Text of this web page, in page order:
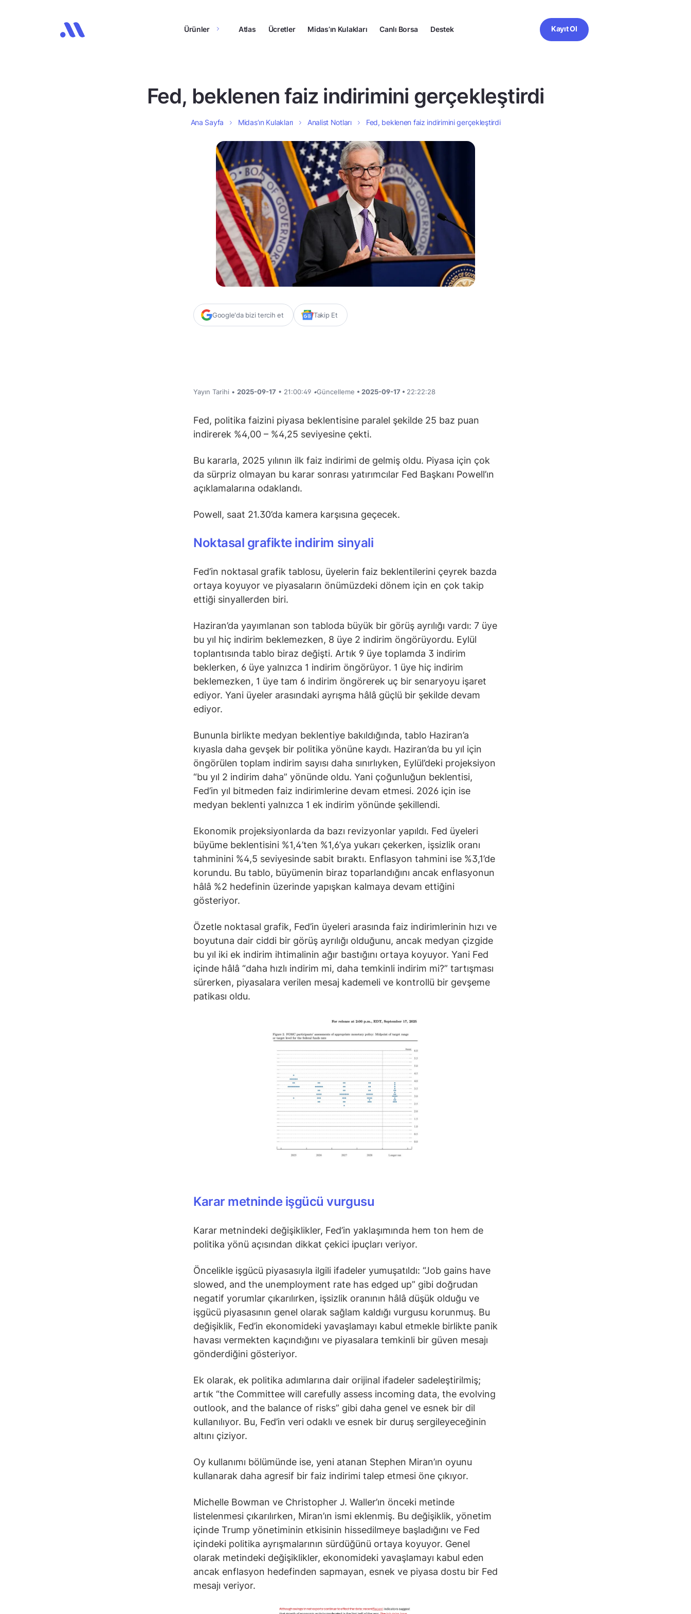
Ürünler Atlas Ücretler Midas’ın Kulakları Canlı Borsa Destek Kayıt Ol
Fed, beklenen faiz indirimini gerçekleştirdi
Ana Sayfa Midas’ın Kulakları Analist Notları Fed, beklenen faiz indirimini gerçekleştirdi
Google'da bizi tercih et Takip Et
Yayın Tarihi • 2025-09-17 • 21:00:49 •Güncelleme • 2025-09-17 • 22:22:28
Fed, politika faizini piyasa beklentisine paralel şekilde 25 baz puan
indirerek %4,00 – %4,25 seviyesine çekti.
Bu kararla, 2025 yılının ilk faiz indirimi de gelmiş oldu. Piyasa için çok
da sürpriz olmayan bu karar sonrası yatırımcılar Fed Başkanı Powell’ın
açıklamalarına odaklandı.
Powell, saat 21.30’da kamera karşısına geçecek.
Noktasal grafikte indirim sinyali
Fed’in noktasal grafik tablosu, üyelerin faiz beklentilerini çeyrek bazda
ortaya koyuyor ve piyasaların önümüzdeki dönem için en çok takip
ettiği sinyallerden biri.
Haziran’da yayımlanan son tabloda büyük bir görüş ayrılığı vardı: 7 üye
bu yıl hiç indirim beklemezken, 8 üye 2 indirim öngörüyordu. Eylül
toplantısında tablo biraz değişti. Artık 9 üye toplamda 3 indirim
beklerken, 6 üye yalnızca 1 indirim öngörüyor. 1 üye hiç indirim
beklemezken, 1 üye tam 6 indirim öngörerek uç bir senaryoyu işaret
ediyor. Yani üyeler arasındaki ayrışma hâlâ güçlü bir şekilde devam
ediyor.
Bununla birlikte medyan beklentiye bakıldığında, tablo Haziran’a
kıyasla daha gevşek bir politika yönüne kaydı. Haziran’da bu yıl için
öngörülen toplam indirim sayısı daha sınırlıyken, Eylül’deki projeksiyon
“bu yıl 2 indirim daha” yönünde oldu. Yani çoğunluğun beklentisi,
Fed’in yıl bitmeden faiz indirimlerine devam etmesi. 2026 için ise
medyan beklenti yalnızca 1 ek indirim yönünde şekillendi.
Ekonomik projeksiyonlarda da bazı revizyonlar yapıldı. Fed üyeleri
büyüme beklentisini %1,4’ten %1,6’ya yukarı çekerken, işsizlik oranı
tahminini %4,5 seviyesinde sabit bıraktı. Enflasyon tahmini ise %3,1’de
korundu. Bu tablo, büyümenin biraz toparlandığını ancak enflasyonun
hâlâ %2 hedefinin üzerinde yapışkan kalmaya devam ettiğini
gösteriyor.
Özetle noktasal grafik, Fed’in üyeleri arasında faiz indirimlerinin hızı ve
boyutuna dair ciddi bir görüş ayrılığı olduğunu, ancak medyan çizgide
bu yıl iki ek indirim ihtimalinin ağır bastığını ortaya koyuyor. Yani Fed
içinde hâlâ “daha hızlı indirim mi, daha temkinli indirim mi?” tartışması
sürerken, piyasalara verilen mesaj kademeli ve kontrollü bir gevşeme
patikası oldu.
Karar metninde işgücü vurgusu
Karar metnindeki değişiklikler, Fed’in yaklaşımında hem ton hem de
politika yönü açısından dikkat çekici ipuçları veriyor.
Öncelikle işgücü piyasasıyla ilgili ifadeler yumuşatıldı: “Job gains have
slowed, and the unemployment rate has edged up” gibi doğrudan
negatif yorumlar çıkarılırken, işsizlik oranının hâlâ düşük olduğu ve
işgücü piyasasının genel olarak sağlam kaldığı vurgusu korunmuş. Bu
değişiklik, Fed’in ekonomideki yavaşlamayı kabul etmekle birlikte panik
havası vermekten kaçındığını ve piyasalara temkinli bir güven mesajı
gönderdiğini gösteriyor.
Ek olarak, ek politika adımlarına dair orijinal ifadeler sadeleştirilmiş;
artık “the Committee will carefully assess incoming data, the evolving
outlook, and the balance of risks” gibi daha genel ve esnek bir dil
kullanılıyor. Bu, Fed’in veri odaklı ve esnek bir duruş sergileyeceğinin
altını çiziyor.
Oy kullanımı bölümünde ise, yeni atanan Stephen Miran’ın oyunu
kullanarak daha agresif bir faiz indirimi talep etmesi öne çıkıyor.
Michelle Bowman ve Christopher J. Waller’ın önceki metinde
listelenmesi çıkarılırken, Miran’ın ismi eklenmiş. Bu değişiklik, yönetim
içinde Trump yönetiminin etkisinin hissedilmeye başladığını ve Fed
içindeki politika ayrışmalarının sürdüğünü ortaya koyuyor. Genel
olarak metindeki değişiklikler, ekonomideki yavaşlamayı kabul eden
ancak enflasyon hedefinden sapmayan, esnek ve piyasa dostu bir Fed
mesajı veriyor.